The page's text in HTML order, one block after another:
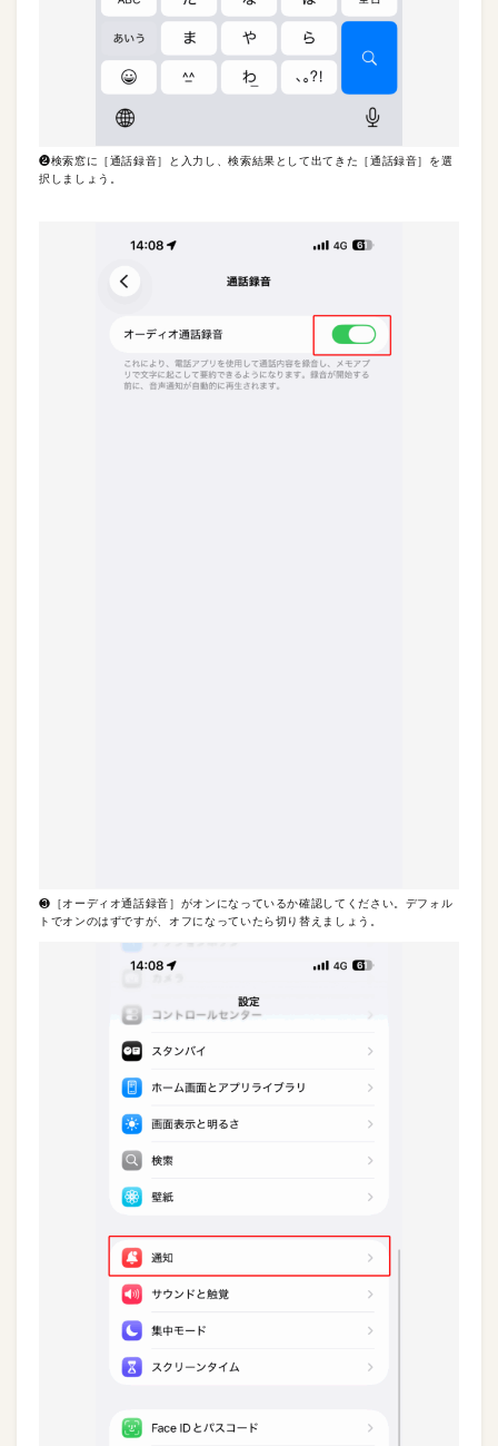
❷検索窓に［通話録音］と入力し、検索結果として出てきた［通話録音］を選
択しましょう。
❸［オーディオ通話録音］がオンになっているか確認してください。デフォル
トでオンのはずですが、オフになっていたら切り替えましょう。